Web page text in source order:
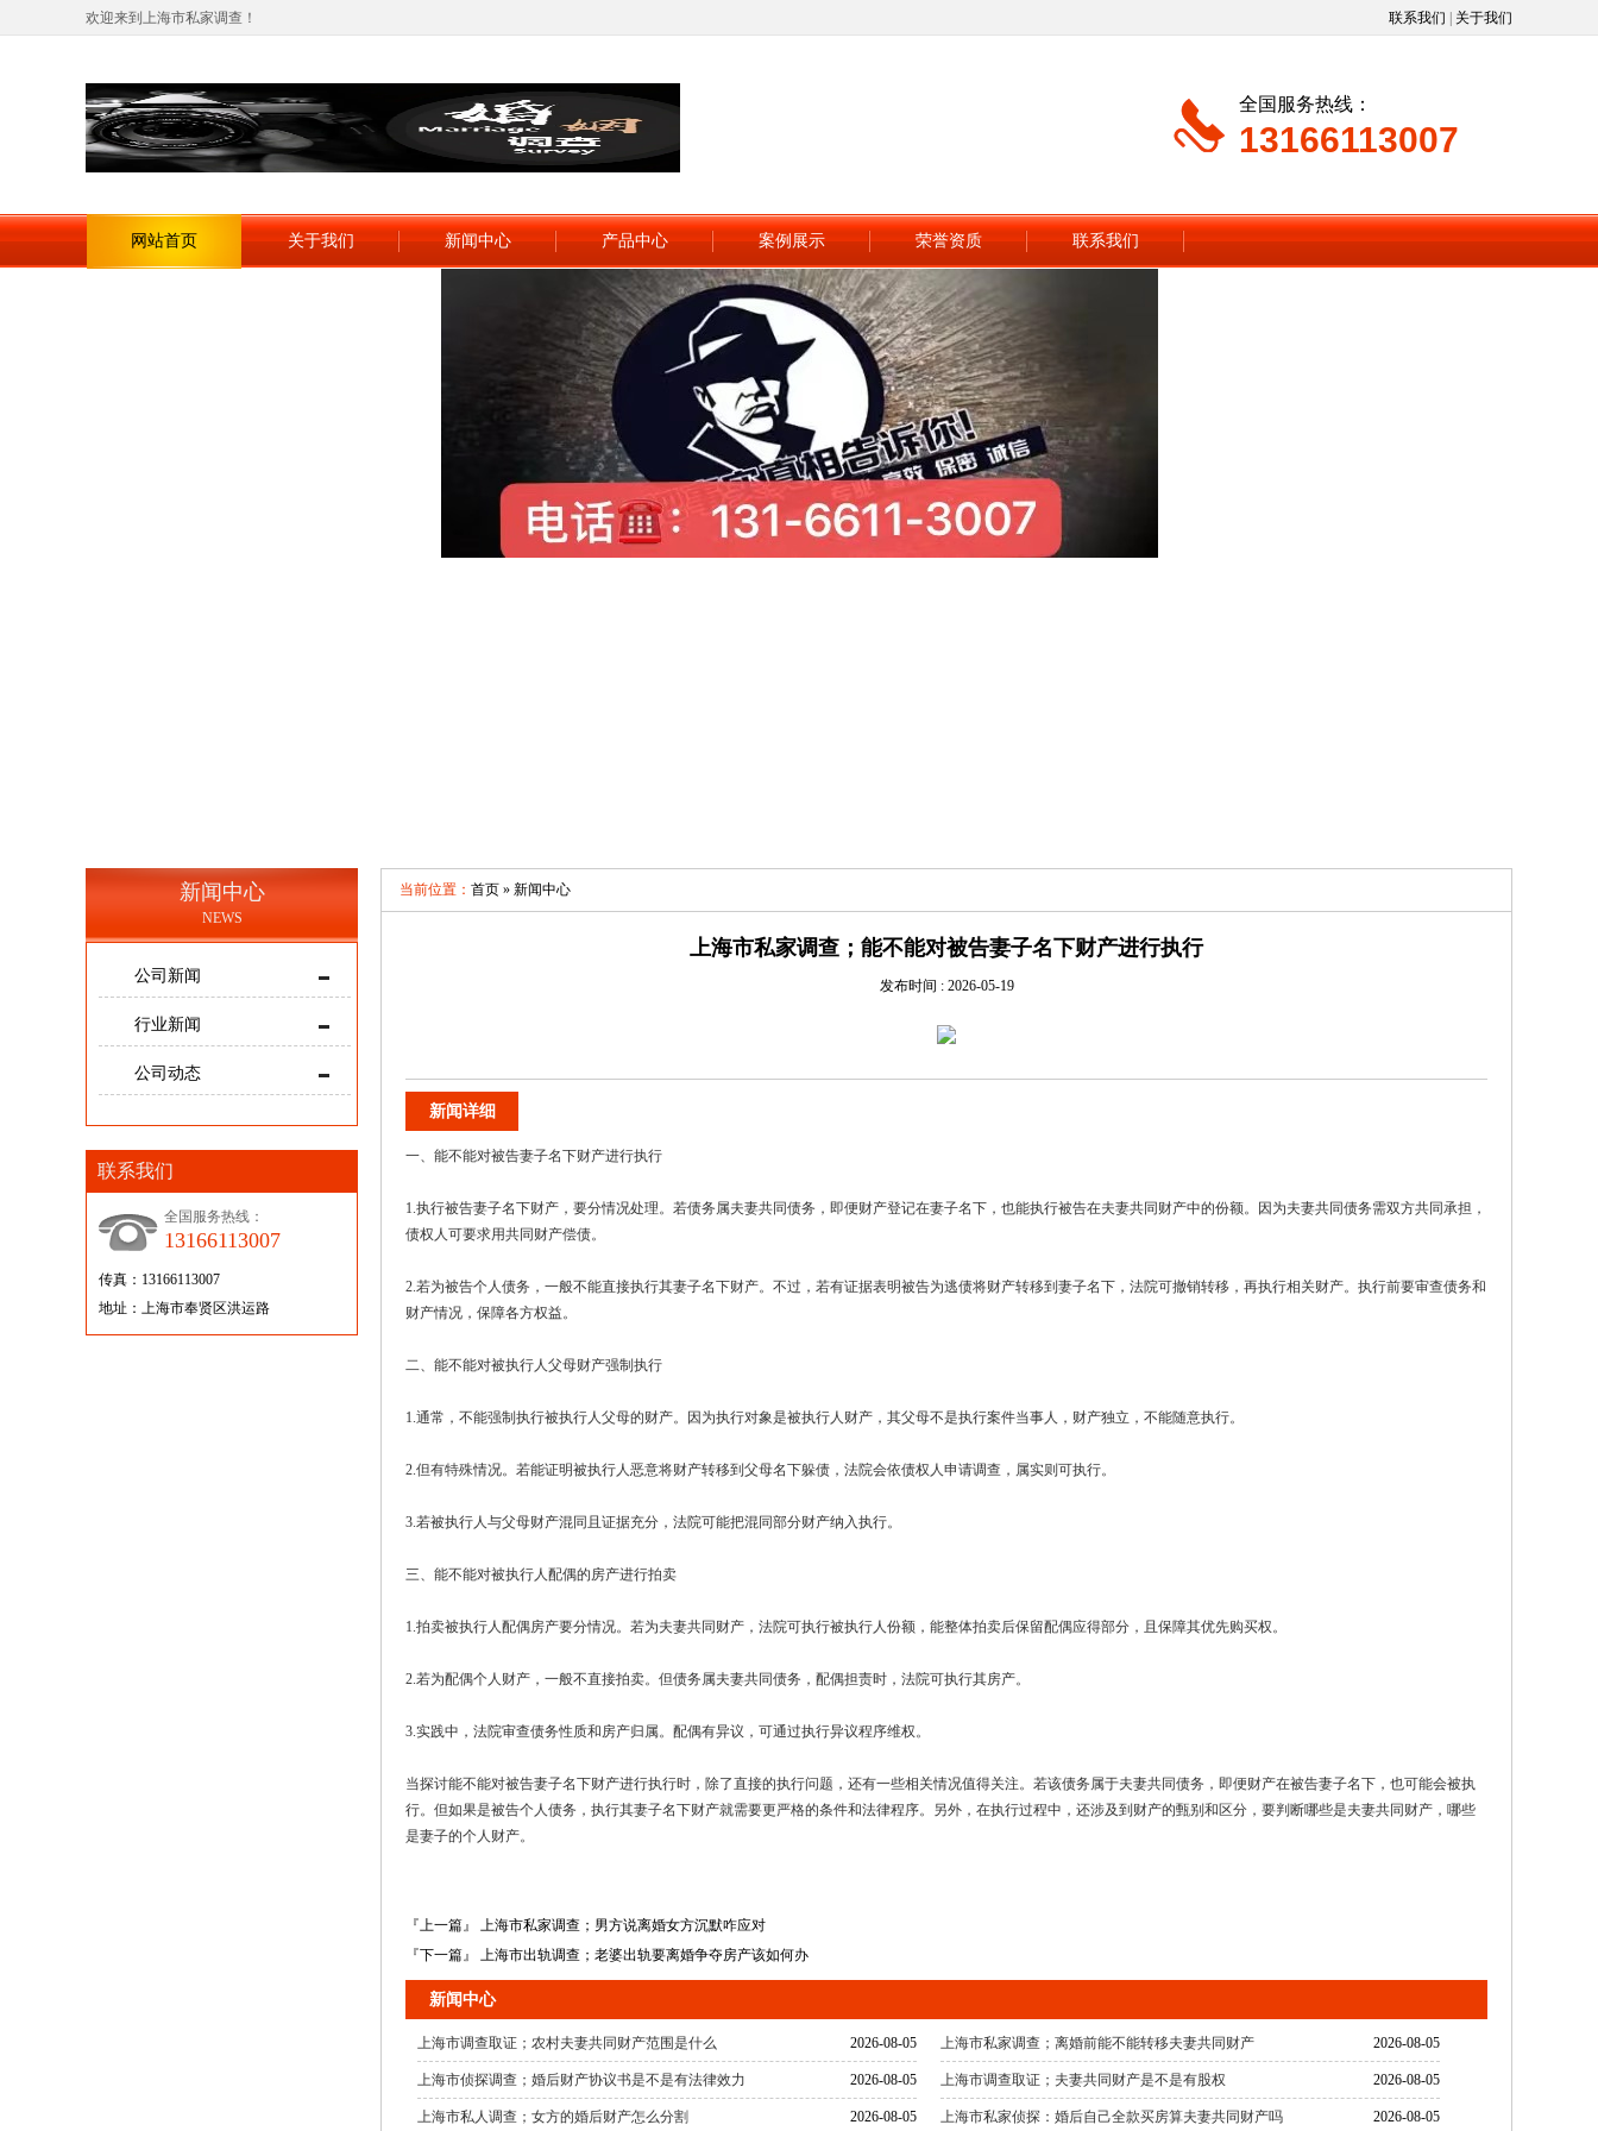
欢迎来到上海市私家调查！ 联系我们 关于我们
全国服务热线：
13166113007
网站首页 关于我们 新闻中心 产品中心 案例展示 荣誉资质 联系我们
新闻中心
NEWS
公司新闻
行业新闻
公司动态
联系我们
全国服务热线：
13166113007
传真：13166113007
地址：上海市奉贤区洪运路
当前位置： 首页 » 新闻中心
上海市私家调查；能不能对被告妻子名下财产进行执行
发布时间 : 2026-05-19
新闻详细
一、能不能对被告妻子名下财产进行执行
1.执行被告妻子名下财产，要分情况处理。若债务属夫妻共同债务，即便财产登记在妻子名下，也能执行被告在夫妻共同财产中的份额。因为夫妻共同债务需双方共同承担，
债权人可要求用共同财产偿债。
2.若为被告个人债务，一般不能直接执行其妻子名下财产。不过，若有证据表明被告为逃债将财产转移到妻子名下，法院可撤销转移，再执行相关财产。执行前要审查债务和
财产情况，保障各方权益。
二、能不能对被执行人父母财产强制执行
1.通常，不能强制执行被执行人父母的财产。因为执行对象是被执行人财产，其父母不是执行案件当事人，财产独立，不能随意执行。
2.但有特殊情况。若能证明被执行人恶意将财产转移到父母名下躲债，法院会依债权人申请调查，属实则可执行。
3.若被执行人与父母财产混同且证据充分，法院可能把混同部分财产纳入执行。
三、能不能对被执行人配偶的房产进行拍卖
1.拍卖被执行人配偶房产要分情况。若为夫妻共同财产，法院可执行被执行人份额，能整体拍卖后保留配偶应得部分，且保障其优先购买权。
2.若为配偶个人财产，一般不直接拍卖。但债务属夫妻共同债务，配偶担责时，法院可执行其房产。
3.实践中，法院审查债务性质和房产归属。配偶有异议，可通过执行异议程序维权。
当探讨能不能对被告妻子名下财产进行执行时，除了直接的执行问题，还有一些相关情况值得关注。若该债务属于夫妻共同债务，即便财产在被告妻子名下，也可能会被执
行。但如果是被告个人债务，执行其妻子名下财产就需要更严格的条件和法律程序。另外，在执行过程中，还涉及到财产的甄别和区分，要判断哪些是夫妻共同财产，哪些
是妻子的个人财产。
『上一篇』 上海市私家调查；男方说离婚女方沉默咋应对
『下一篇』 上海市出轨调查；老婆出轨要离婚争夺房产该如何办
新闻中心
2026-08-05
上海市调查取证；农村夫妻共同财产范围是什么 2026-08-05
上海市私家调查；离婚前能不能转移夫妻共同财产
2026-08-05
上海市侦探调查；婚后财产协议书是不是有法律效力 2026-08-05
上海市调查取证；夫妻共同财产是不是有股权
2026-08-05
上海市私人调查；女方的婚后财产怎么分割 2026-08-05
上海市私家侦探：婚后自己全款买房算夫妻共同财产吗